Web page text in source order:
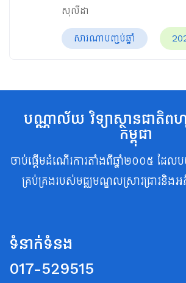
សុលីដា
សារណាបញ្ចប់ឆ្នាំ
បណ្ណាល័យ វិទ្យាស្ថានជាតិព
កម្ពុជា
ចាប់ផ្តើមដំណើរការតាំងពីឆ្នាំ២០០៥ ដែលបច្
គ្រប់គ្រងរបស់មជ្ឈមណ្ឌលស្រាវជ្រាវនិងអភិ
ទំនាក់ទំនង
017-529515